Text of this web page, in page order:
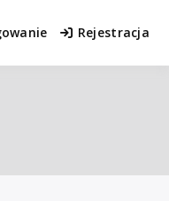
Rejestracja